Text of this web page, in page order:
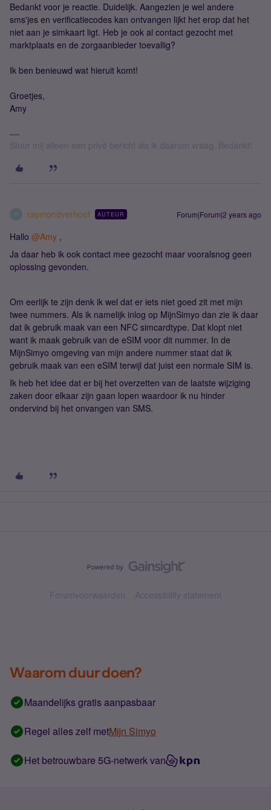
Bedankt voor je reactie. Duidelijk. Aangezien je wel andere
sms'jes en verificatiecodes kan ontvangen lijkt het erop dat het
niet aan je simkaart ligt. Heb je ook al contact gezocht met
marktplaats en de zorgaanbieder toevallig?
Ik ben benieuwd wat hieruit komt!
Groetjes,
Amy
Stuur mij alleen een privé bericht als ik daarom vraag. Bedankt!
raymondverhoef AUTEUR Forum|Forum|2 years ago
Hallo @Amy ,
Ja daar heb ik ook contact mee gezocht maar vooralsnog geen
oplossing gevonden.
Om eerlijk te zijn denk ik wel dat er iets niet goed zit met mijn
twee nummers. Als ik namelijk inlog op MijnSimyo dan zie ik daar
dat ik gebruik maak van een NFC simcardtype. Dat klopt niet
want ik maak gebruik van de eSIM voor dit nummer. In de
MijnSimyo omgeving van mijn andere nummer staat dat ik
gebruik maak van een eSIM terwijl dat juist een normale SIM is.
Ik heb het idee dat er bij het overzetten van de laatste wijziging
zaken door elkaar zijn gaan lopen waardoor ik nu hinder
ondervind bij het onvangen van SMS.
Forumvoorwaarden Accessibility statement
Waarom duur doen?
Maandelijks gratis aanpasbaar
Regel alles zelf metMijn Simyo
Het betrouwbare 5G-netwerk van